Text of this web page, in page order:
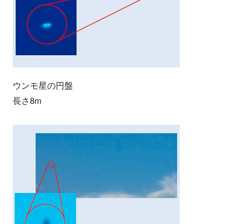
ウンモ星の円盤
長さ8m